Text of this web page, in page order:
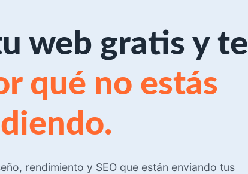
web gratis y te
qué no estás
rendimiento y SEO que están enviando tus